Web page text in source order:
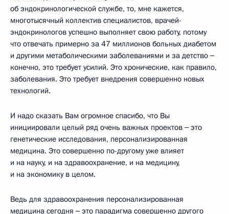
об эндокринологической службе, то, мне кажется,
многотысячный коллектив специалистов, врачей-
эндокринологов успешно выполняет свою работу, потому
что отвечать примерно за 47 миллионов больных диабетом
и другими метаболическими заболеваниями и за детство ‒
конечно, это требует усилий. Это хронические, как правило,
заболевания. Это требует внедрения совершенно новых
технологий.
И надо сказать Вам огромное спасибо, что Вы
инициировали целый ряд очень важных проектов ‒ это
генетические исследования, персонализированная
медицина. Это совершенно по-другому уже влияет
и на науку, и на здравоохранение, и на медицину,
и на экономику в целом.
Ведь для здравоохранения персонализированная
медицина сегодня ‒ это парадигма совершенно другого